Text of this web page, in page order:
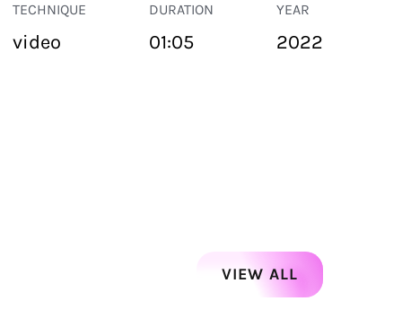
TECHNIQUE
video
DURATION
01:05
YEAR
2022
VIEW ALL